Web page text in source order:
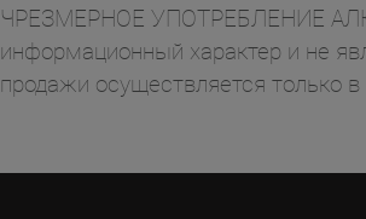
ЧРЕЗМЕРНОЕ УПОТРЕБЛЕНИЕ
информационный характер и не
продажи осуществляется только